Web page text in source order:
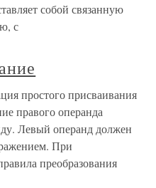
собой связанную
с
простого присваивания
правого операнда
Левый операнд должен
При
преобразования